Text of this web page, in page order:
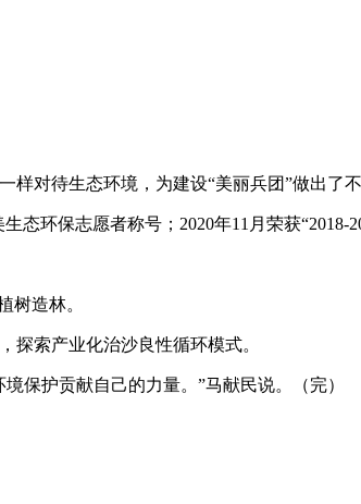
对待生态环境，为建设“美丽兵团”做出了不
环保志愿者称号；2020年11月荣获“2018-
造林。
索产业化治沙良性循环模式。
护贡献自己的力量。”马献民说。（完）